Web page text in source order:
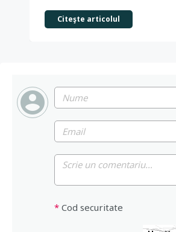
Citeşte articolul
* Cod securitate